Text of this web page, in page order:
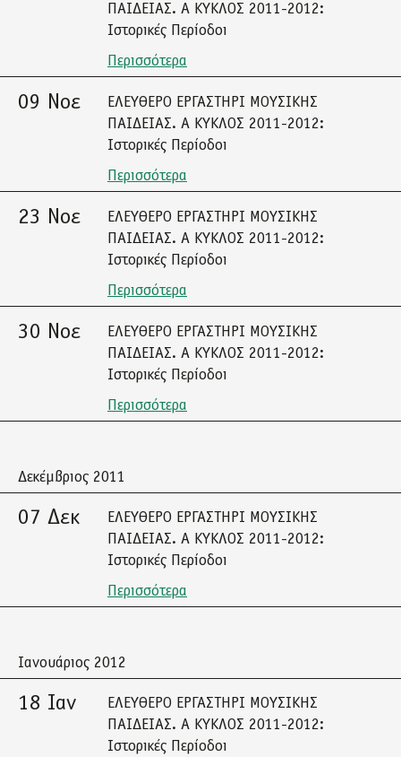
ΠΑΙΔΕΙΑΣ. Α ΚΥΚΛΟΣ 2011-2012:
Ιστορικές Περίοδοι
Περισσότερα
09 Νοε
ΕΛΕΥΘΕΡΟ ΕΡΓΑΣΤΗΡΙ ΜΟΥΣΙΚΗΣ
ΠΑΙΔΕΙΑΣ. Α ΚΥΚΛΟΣ 2011-2012:
Ιστορικές Περίοδοι
Περισσότερα
23 Νοε
ΕΛΕΥΘΕΡΟ ΕΡΓΑΣΤΗΡΙ ΜΟΥΣΙΚΗΣ
ΠΑΙΔΕΙΑΣ. Α ΚΥΚΛΟΣ 2011-2012:
Ιστορικές Περίοδοι
Περισσότερα
30 Νοε
ΕΛΕΥΘΕΡΟ ΕΡΓΑΣΤΗΡΙ ΜΟΥΣΙΚΗΣ
ΠΑΙΔΕΙΑΣ. Α ΚΥΚΛΟΣ 2011-2012:
Ιστορικές Περίοδοι
Περισσότερα
Δεκέμβριος 2011
07 Δεκ
ΕΛΕΥΘΕΡΟ ΕΡΓΑΣΤΗΡΙ ΜΟΥΣΙΚΗΣ
ΠΑΙΔΕΙΑΣ. Α ΚΥΚΛΟΣ 2011-2012:
Ιστορικές Περίοδοι
Περισσότερα
Ιανουάριος 2012
18 Ιαν
ΕΛΕΥΘΕΡΟ ΕΡΓΑΣΤΗΡΙ ΜΟΥΣΙΚΗΣ
ΠΑΙΔΕΙΑΣ. Α ΚΥΚΛΟΣ 2011-2012:
Ιστορικές Περίοδοι